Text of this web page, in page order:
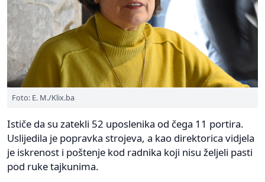
Foto: E. M./Klix.ba
Ističe da su zatekli 52 uposlenika od čega 11 portira.
Uslijedila je popravka strojeva, a kao direktorica vidjela
je iskrenost i poštenje kod radnika koji nisu željeli pasti
pod ruke tajkunima.